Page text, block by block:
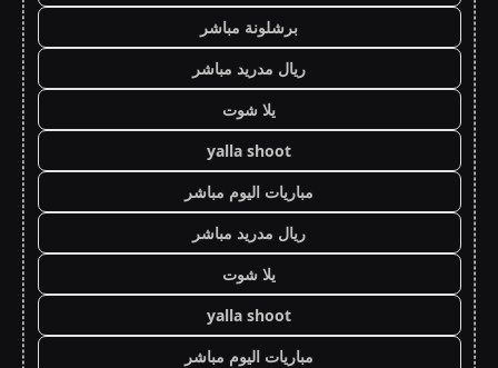
برشلونة مباشر
ريال مدريد مباشر
يلا شوت
yalla shoot
مباريات اليوم مباشر
ريال مدريد مباشر
يلا شوت
yalla shoot
مباريات اليوم مباشر